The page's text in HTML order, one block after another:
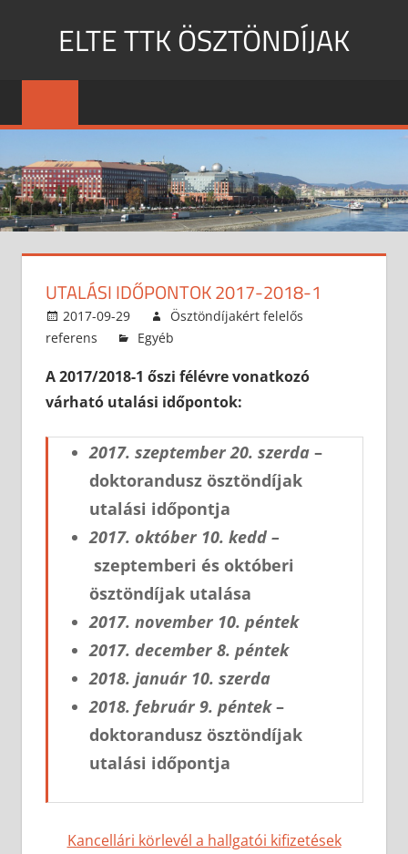
ELTE TTK ÖSZTÖNDÍJAK
UTALÁSI IDŐPONTOK 2017-2018-1
2017-09-29
Ösztöndíjakért felelős
referens
Egyéb
A 2017/2018-1 őszi félévre vonatkozó
várható utalási időpontok:
2017. szeptember 20. szerda –
doktorandusz ösztöndíjak
utalási időpontja
2017. október 10. kedd –
szeptemberi és októberi
ösztöndíjak utalása
2017. november 10. péntek
2017. december 8. péntek
2018. január 10. szerda
2018. február 9. péntek–
doktorandusz ösztöndíjak
utalási időpontja
Kancellári körlevél a hallgatói kifizetések